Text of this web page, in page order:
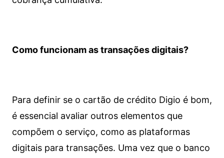
Como funcionam as transações digitais?
Para definir se o cartão de crédito Digio é bom,
é essencial avaliar outros elementos que
compõem o serviço, como as plataformas
digitais para transações. Uma vez que o banco